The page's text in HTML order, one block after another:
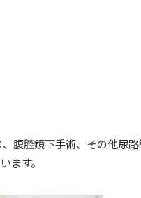
腹腔鏡下手術、その他尿路
ます。